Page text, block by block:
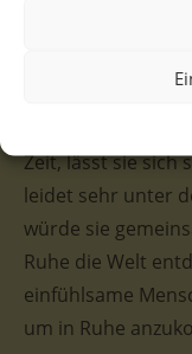
zeigt sie sich
der anderen
verhält sie sich
Zeit, lässt sie sich
leidet sehr unter
würde sie
Ruhe die Welt
einfühlsame
um in Ruhe